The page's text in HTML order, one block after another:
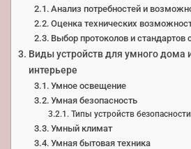
Анализ потребностей и
Оценка технических
Выбор протоколов и стандартов
Виды устройств для умного дома
интерьере
Умное освещение
Умная безопасность
Типы устройств безопасности
Умный климат
Умная бытовая техника